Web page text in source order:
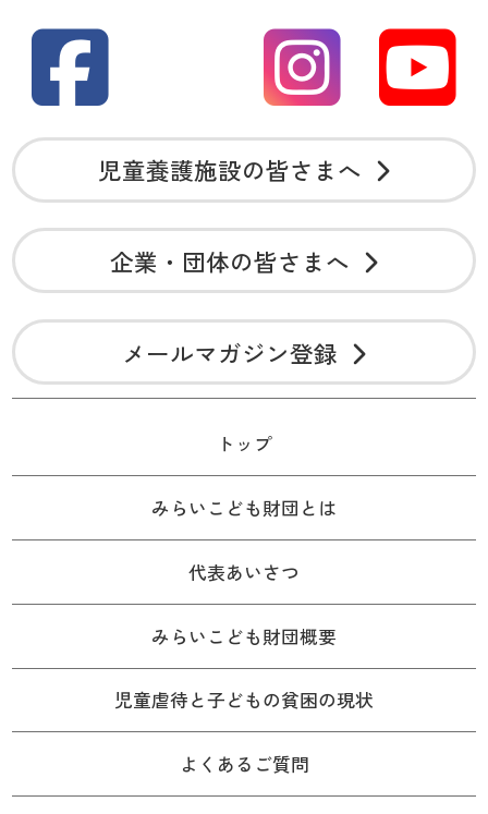
児童養護施設の皆さまへ
企業・団体の皆さまへ
メールマガジン登録
トップ
みらいこども財団とは
代表あいさつ
みらいこども財団概要
児童虐待と子どもの貧困の現状
よくあるご質問